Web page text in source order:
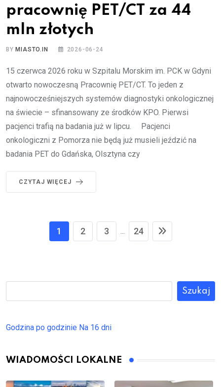
pracownię PET/CT za 44
mln złotych
BY MIASTO.IN 2026-06-24
15 czerwca 2026 roku w Szpitalu Morskim im. PCK w Gdyni
otwarto nowoczesną Pracownię PET/CT. To jeden z
najnowocześniejszych systemów diagnostyki onkologicznej
na świecie – sfinansowany ze środków KPO. Pierwsi
pacjenci trafią na badania już w lipcu. Pacjenci
onkologiczni z Pomorza nie będą już musieli jeździć na
badania PET do Gdańska, Olsztyna czy
CZYTAJ WIĘCEJ
1 2 3 ... 24
Szukaj
Godzina po godzinie Na 16 dni
WIADOMOŚCI LOKALNE